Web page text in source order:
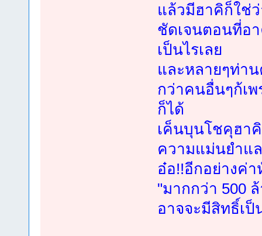
แล้วมีฮาคิก็ใช่ว่
ชัดเจนตอนที่อ
เป็นไรเลย
และหลายๆท่าน
กว่าคนอื่นๆก้เพ
ก็ได้
เค็นบุนโชคุฮา
ความแม่นยำแ
อ๋อ!!อีกอย่างค่
"มากกว่า 500
อาจจะมีสิทธิ์เป็